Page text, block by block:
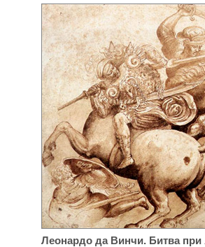
Леонардо да Винчи. Битва при